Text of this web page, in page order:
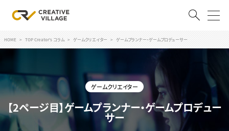
会員登録
クリエイター求人を探す
HOME TOP Creator's コラム ゲームクリエイター ゲームプランナー・ゲームプロデューサー
ゲームクリエイター
【2ページ目】ゲームプランナー・ゲームプロデュー
サー